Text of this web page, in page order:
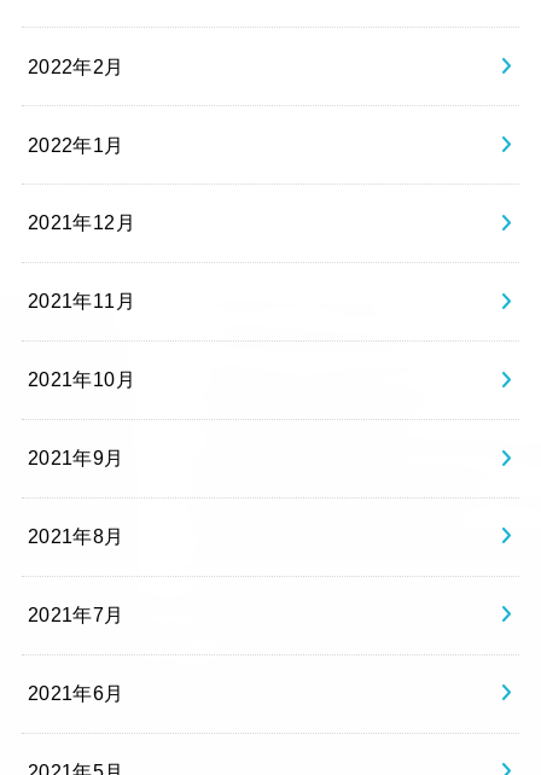
2022年2月
2022年1月
2021年12月
2021年11月
2021年10月
2021年9月
2021年8月
2021年7月
2021年6月